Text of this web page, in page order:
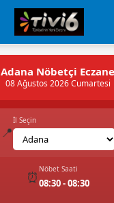
Adana Nöbetçi
08 Ağustos 2026 Cumartesi
📍
İl Seçin
⏰ Nöbet Saati
08:30 - 08:30